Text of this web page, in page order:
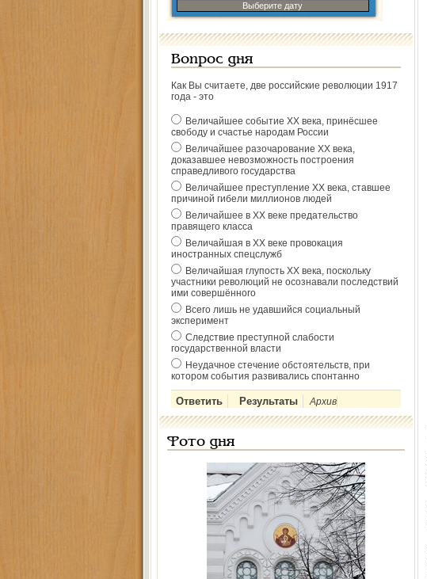
Выберите дату
Вопрос дня
Как Вы считаете, две российские революции 1917
года - это
Величайшее событие ХХ века, принёсшее
свободу и счастье народам России
Величайшее разочарование ХХ века,
доказавшее невозможность построения
справедливого государства
Величайшее преступление ХХ века, ставшее
причиной гибели миллионов людей
Величайшее в ХХ веке предательство
правящего класса
Величайшая в ХХ веке провокация
иностранных спецслужб
Величайшая глупость ХХ века, поскольку
участники революций не осознавали последствий
ими совершённого
Всего лишь не удавшийся социальный
эксперимент
Следствие преступной слабости
государственной власти
Неудачное стечение обстоятельств, при
котором события развивались спонтанно
Архив
Фото дня